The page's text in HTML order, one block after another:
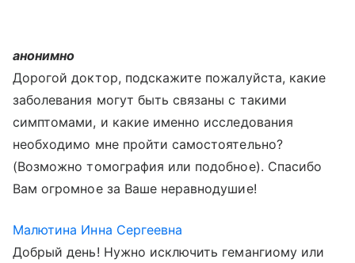
анонимно
Дорогой доктор, подскажите пожалуйста, какие
заболевания могут быть связаны с такими
симптомами, и какие именно исследования
необходимо мне пройти самостоятельно?
(Возможно томография или подобное). Спасибо
Вам огромное за Ваше неравнодушие!
Малютина Инна Сергеевна
Добрый день! Нужно исключить гемангиому или